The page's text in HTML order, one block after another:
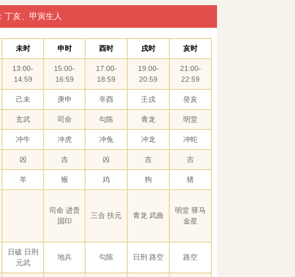
丁亥、甲寅生人
未时 申时 酉时 戌时 亥时
13:00-
14:59
15:00-
16:59
17:00-
18:59
19:00-
20:59
21:00-
22:59
己未 庚申 辛酉 壬戌 癸亥
玄武 司命 勾陈 青龙 明堂
冲牛 冲虎 冲兔 冲龙 冲蛇
凶 吉 凶 吉 吉
羊 猴 鸡 狗 猪
司命 进贵
国印
三合 扶元 青龙 武曲
明堂 驿马
金星
日破 日刑
元武
地兵 勾陈 日刑 路空 路空